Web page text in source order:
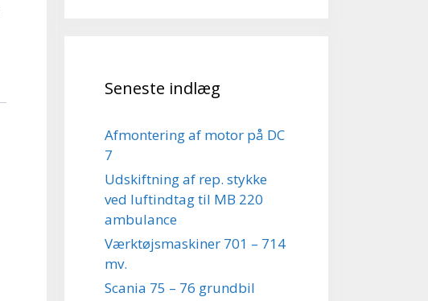
Seneste indlæg
Afmontering af motor på DC
7
Udskiftning af rep. stykke
ved luftindtag til MB 220
ambulance
Værktøjsmaskiner 701 – 714
mv.
Scania 75 – 76 grundbil